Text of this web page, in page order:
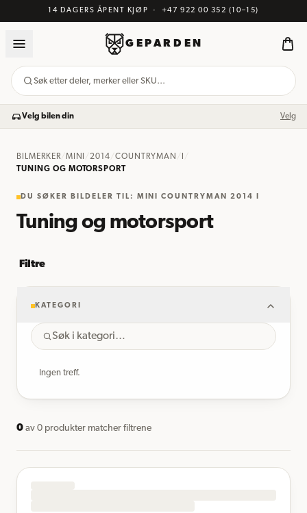
14 DAGERS ÅPENT KJØP · +47 922 00 352 (10–15)
GEPARDEN
Søk etter deler, merker eller SKU…
Velg bilen din Velg
BILMERKER/ MINI /2014 /COUNTRYMAN
TUNING OG MOTORSPORT
DU SØKER BILDELER TIL: MINI COUNTRYMAN 2014 I
Tuning og motorsport
Filtre
KATEGORI
Ingen treff.
0 av 0 produkter matcher filtrene